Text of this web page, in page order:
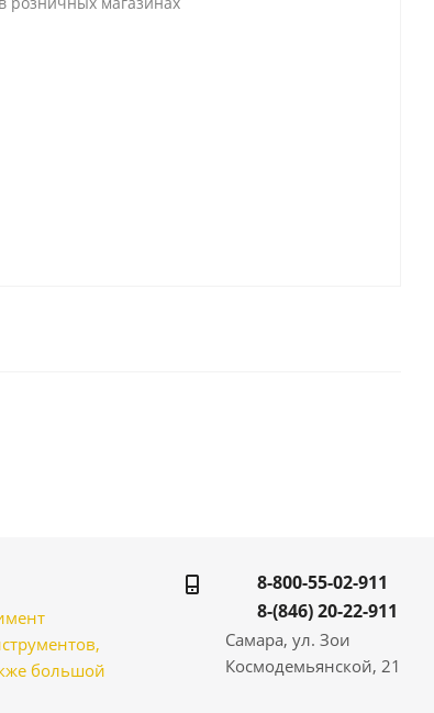
большой
8-800-55-02-911
8-(846) 20-22-911
Самара, ул. Зои
Космодемьянской, 21